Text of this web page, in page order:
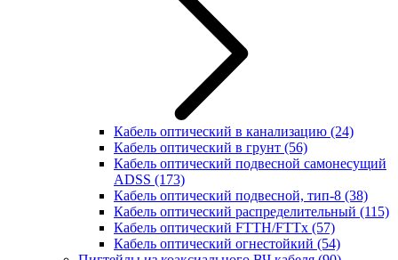
Кабель оптический в канализацию (24)
Кабель оптический в грунт (56)
Кабель оптический подвесной самонесущий
ADSS (173)
Кабель оптический подвесной, тип-8 (38)
Кабель оптический распределительный (115)
Кабель оптический FTTH/FTTx (57)
Кабель оптический огнестойкий (54)